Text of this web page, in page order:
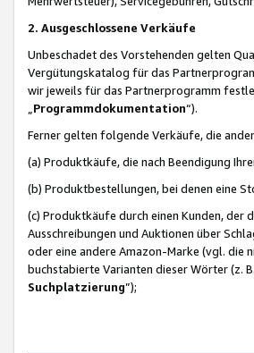
2. Ausgeschlossene Verkäufe
Unbeschadet des Vorstehenden gelten
Vergütungskatalog für das
wir jeweils für das Partnerprogramm
Programmdokumentation“).
Ferner gelten folgende Verkäufe, die
(a) Produktkäufe, die nach Beendigung
(b) Produktbestellungen, bei denen eine
(c) Produktkäufe durch einen Kunden, der
Ausschreibungen und Auktionen über
oder eine andere Amazon-Marke (vgl. die
buchstabierte Varianten dieser Wörter (z.
Suchplatzierung”);